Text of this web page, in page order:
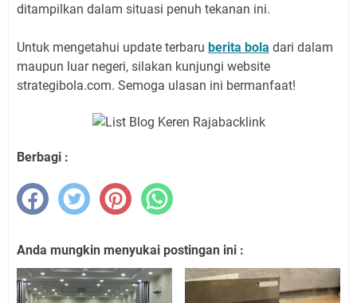
ditampilkan dalam situasi penuh tekanan ini.
Untuk mengetahui update terbaru berita bola dari dalam
maupun luar negeri, silakan kunjungi website
strategibola.com. Semoga ulasan ini bermanfaat!
Berbagi :
Anda mungkin menyukai postingan ini :